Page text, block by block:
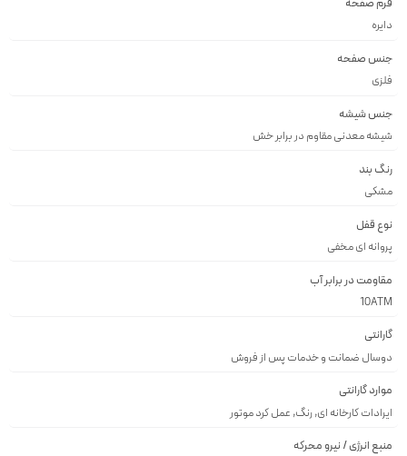
دايره
جنس صفحه
فلزى
جنس شیشه
شيشه معدنى مقاوم در برابر خش
رنگ بند
مشكى
نوع قفل
پروانه اى مخفى
مقاومت در برابر آب
10ATM
گارانتی
دوسال ضمانت و خدمات پس از فروش
موارد گارانتی
ایرادات کارخانه ای, رنگ, عمل کرد موتور
منبع انرژی / نیرو محرکه